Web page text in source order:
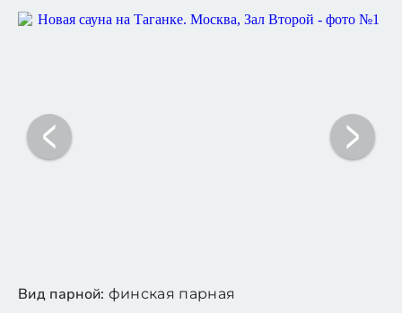
Вид парной: финская парная